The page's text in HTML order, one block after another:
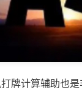
牌计算辅助也